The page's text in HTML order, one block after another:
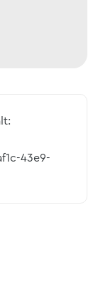
43e9-